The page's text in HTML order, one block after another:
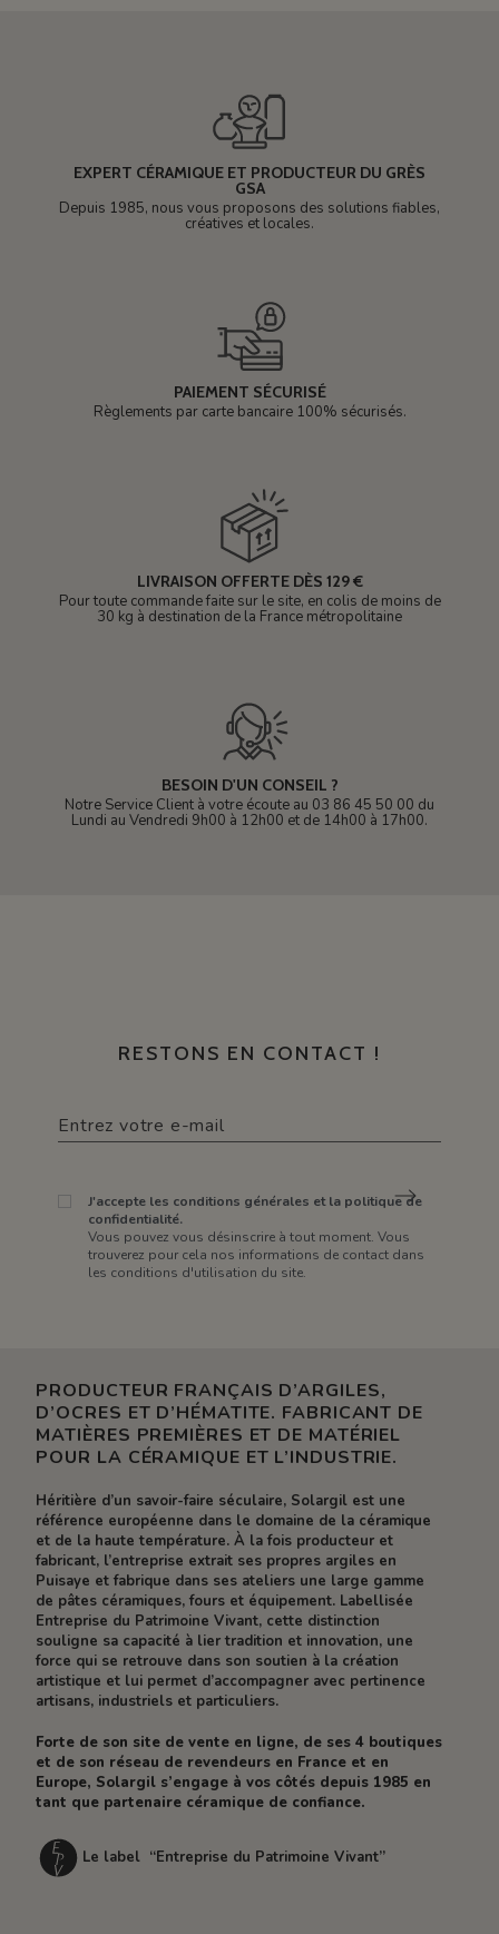
EXPERT CÉRAMIQUE ET PRODUCTEUR DU GRÈS
GSA
Depuis 1985, nous vous proposons des solutions fiables,
créatives et locales.
PAIEMENT SÉCURISÉ
Règlements par carte bancaire 100% sécurisés.
LIVRAISON OFFERTE DÈS 129 €
Pour toute commande faite sur le site, en colis de moins de
30 kg à destination de la France métropolitaine
BESOIN D'UN CONSEIL ?
Notre Service Client à votre écoute au 03 86 45 50 00 du
Lundi au Vendredi 9h00 à 12h00 et de 14h00 à 17h00.
RESTONS EN CONTACT !
J'accepte les conditions générales et la politique de
confidentialité.
Vous pouvez vous désinscrire à tout moment. Vous
trouverez pour cela nos informations de contact dans
les conditions d'utilisation du site.
PRODUCTEUR FRANÇAIS D’ARGILES,
D’OCRES ET D’HÉMATITE. FABRICANT DE
MATIÈRES PREMIÈRES ET DE MATÉRIEL
POUR LA CÉRAMIQUE ET L’INDUSTRIE.
Héritière d’un savoir-faire séculaire, Solargil est une
référence européenne dans le domaine de la céramique
et de la haute température. À la fois producteur et
fabricant, l’entreprise extrait ses propres argiles en
Puisaye et fabrique dans ses ateliers une large gamme
de pâtes céramiques, fours et équipement. Labellisée
Entreprise du Patrimoine Vivant, cette distinction
souligne sa capacité à lier tradition et innovation, une
force qui se retrouve dans son soutien à la création
artistique et lui permet d’accompagner avec pertinence
artisans, industriels et particuliers.
Forte de son site de vente en ligne, de ses 4 boutiques
et de son réseau de revendeurs en France et en
Europe, Solargil s’engage à vos côtés depuis 1985 en
tant que partenaire céramique de confiance.
Le label “Entreprise du Patrimoine Vivant”